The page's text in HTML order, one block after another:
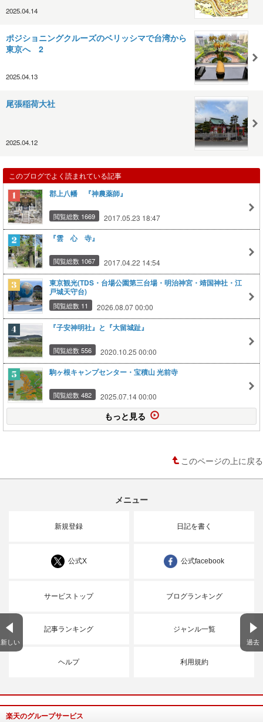
新しい 過去
2025.04.14
ポジショニングクルーズのベリッシマで台湾から
東京へ 2
2025.04.13
尾張稲荷大社
2025.04.12
このブログでよく読まれている記事
郡上八幡 『神農薬師』
閲覧総数 1669 2017.05.23 18:47
『雲 心 寺』
閲覧総数 1067 2017.04.22 14:54
東京観光(TDS・台場公園第三台場・明治神宮・靖国神社・江
戸城天守台)
閲覧総数 11 2026.08.07 00:00
『子安神明社』と『大留城趾』
閲覧総数 556 2020.10.25 00:00
駒ヶ根キャンプセンター・宝積山 光前寺
閲覧総数 482 2025.07.14 00:00
もっと見る
このページの上に戻る
メニュー
新規登録 日記を書く
公式X 公式facebook
サービストップ ブログランキング
記事ランキング ジャンル一覧
ヘルプ 利用規約
楽天のグループサービス